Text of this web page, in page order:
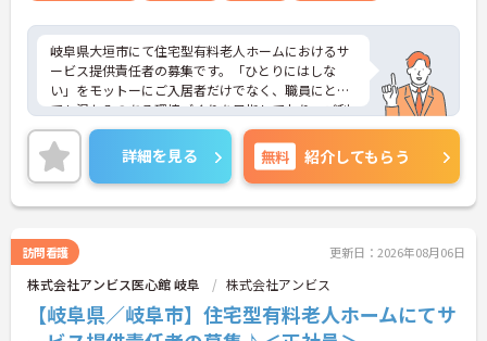
岐阜県大垣市にて住宅型有料老人ホームにおけるサ
ービス提供責任者の募集です。「ひとりにはしな
い」をモットーにご入居者だけでなく、職員にとっ
ても温かみのある環境づくりを目指しており、ご利
用者一人ひとりに寄り添ってサービスを提供してい
ただける方を募集しています。サービス提供責任者
の経験がなくスタートされた方も多数いらっしゃい
ます。
ご興味のある方には、面接対策ポイントなど、さら
さい！
詳細を見る 無料 紹介してもらう
訪問看護 更新日：2026年08月06日
株式会社アンビス医心館 岐阜 株式会社アンビス
【岐阜県／岐阜市】住宅型有料老人ホームにてサ